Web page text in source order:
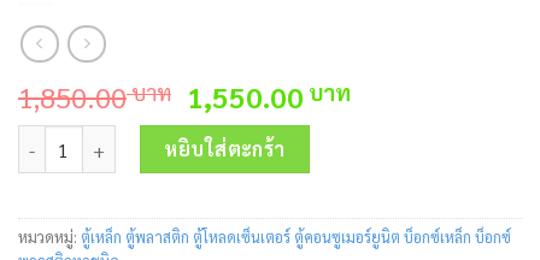
1,850.00บาท Original
price
was:
1,850.00 บาท.
1,550.00 บาท
จำนวน ตู้เหล็กกันน้ำ IP55 KBJQ0008 450x600x200mm.KJL ชิ้น
หยิบใส่ตะกร้า
หมวดหมู่: ตู้เหล็ก ตู้พลาสติก ตู้โหลดเซ็นเตอร์ ตู้คอนซูเมอร์ยูนิต บ็อกซ์เหล็ก บ็อกซ์